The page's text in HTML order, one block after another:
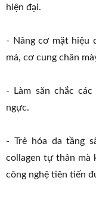
hiện đại.
- Nâng cơ mặt hiệu
má, cơ cung chân
- Làm săn chắc
ngực.
- Trẻ hóa da tầng
collagen tự thân mà
công nghệ tiên tiến